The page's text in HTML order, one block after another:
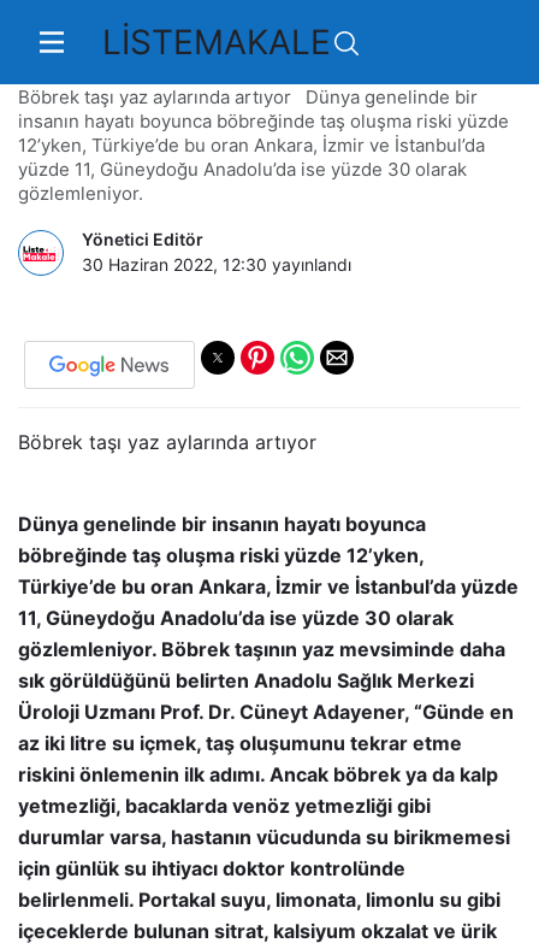
LİSTEMAKALE
Limonlu su böbrek taşını önlüyor
Böbrek taşı yaz aylarında artıyor Dünya genelinde bir
insanın hayatı boyunca böbreğinde taş oluşma riski yüzde
12’yken, Türkiye’de bu oran Ankara, İzmir ve İstanbul’da
yüzde 11, Güneydoğu Anadolu’da ise yüzde 30 olarak
gözlemleniyor.
Yönetici Editör
30 Haziran 2022, 12:30 yayınlandı
Böbrek taşı yaz aylarında artıyor
Dünya genelinde bir insanın hayatı boyunca
böbreğinde taş oluşma riski yüzde 12’yken,
Türkiye’de bu oran Ankara, İzmir ve İstanbul’da yüzde
11, Güneydoğu Anadolu’da ise yüzde 30 olarak
gözlemleniyor. Böbrek taşının yaz mevsiminde daha
sık görüldüğünü belirten Anadolu Sağlık Merkezi
Üroloji Uzmanı Prof. Dr. Cüneyt Adayener, “Günde en
az iki litre su içmek, taş oluşumunu tekrar etme
riskini önlemenin ilk adımı. Ancak böbrek ya da kalp
yetmezliği, bacaklarda venöz yetmezliği gibi
durumlar varsa, hastanın vücudunda su birikmemesi
için günlük su ihtiyacı doktor kontrolünde
belirlenmeli. Portakal suyu, limonata, limonlu su gibi
içeceklerde bulunan sitrat, kalsiyum okzalat ve ürik